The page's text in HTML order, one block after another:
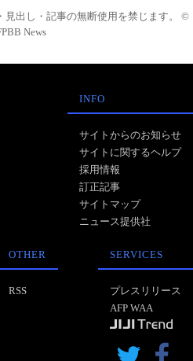
見出し・記事の無断使用を禁じます。 ©
News
INFO
サイトからのお知らせ
サイトに関するヘルプ
採用情報
訂正記事
サイトマップ
ニュース提供社
OTHER
RSS
SERVICES
プレスリリース
AFP WAA